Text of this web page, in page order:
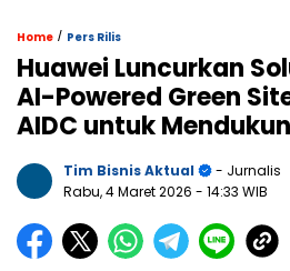
Home / Pers Rilis
Huawei Luncurkan
AI-Powered Green
AIDC untuk
Tim Bisnis Aktual
- Jurnalis
Rabu, 4 Maret 2026 - 14:33 WIB